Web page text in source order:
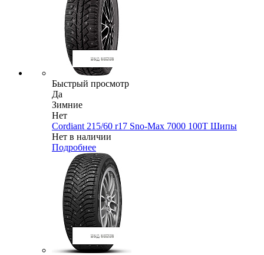
Быстрый просмотр
Да
Зимние
Нет
Cordiant 215/60 r17 Sno-Max 7000 100T Шипы
Нет в наличии
Подробнее